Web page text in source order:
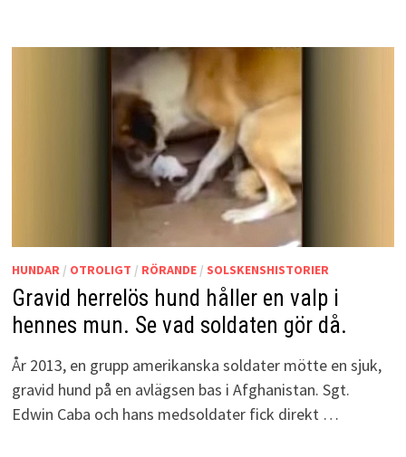
HUNDAR/ OTROLIGT / RÖRANDE/ SOLSKENSHISTORIER
Gravid herrelös hund håller en valp i
hennes mun. Se vad soldaten gör då.
År 2013, en grupp amerikanska soldater mötte en sjuk,
gravid hund på en avlägsen bas i Afghanistan. Sgt.
Edwin Caba och hans medsoldater fick direkt …